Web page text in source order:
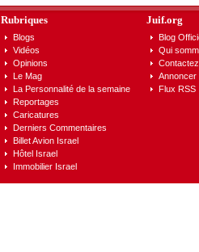
Rubriques
Blogs
Vidéos
Opinions
Le Mag
La Personnalité de la semaine
Reportages
Caricatures
Derniers Commentaires
Billet Avion Israel
Hôtel Israel
Immobilier Israel
Juif.org
Blog
Qui
Annoncer
Flux RSS